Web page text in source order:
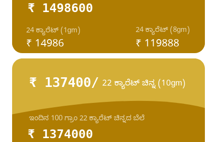
₹ 1498600
₹ 14986
24 ಕ್ಯಾರೆಟ್ (1gm) 24 ಕ್ಯಾರೆಟ್ (8gm)
₹ 119888
₹ 137400/ 22 ಕ್ಯಾರೆಟ್ ಚಿನ್ನ (10gm)
₹ 1374000
ಇಂದಿನ 100 ಗ್ರಾಂ 22 ಕ್ಯಾರೆಟ್ ಚಿನ್ನದ ಬೆಲೆ